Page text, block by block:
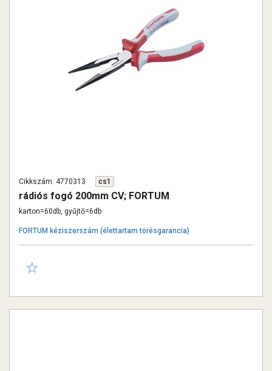
Cikkszám: 4770313 cs1
rádiós fogó 200mm CV; FORTUM
karton=60db, gyűjtő=6db
FORTUM kéziszerszám (élettartam törésgarancia)